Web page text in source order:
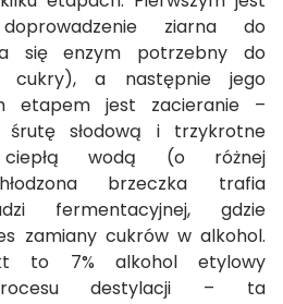
ziarna do
się enzym potrzebny do
cukry), a następnie jego
etapem jest zacieranie –
śrutę słodową i trzykrotne
ciepłą wodą (o różnej
brzeczka trafia
fermentacyjnej, gdzie
zamiany cukrów w alkohol.
to 7% alkohol etylowy
destylacji – ta